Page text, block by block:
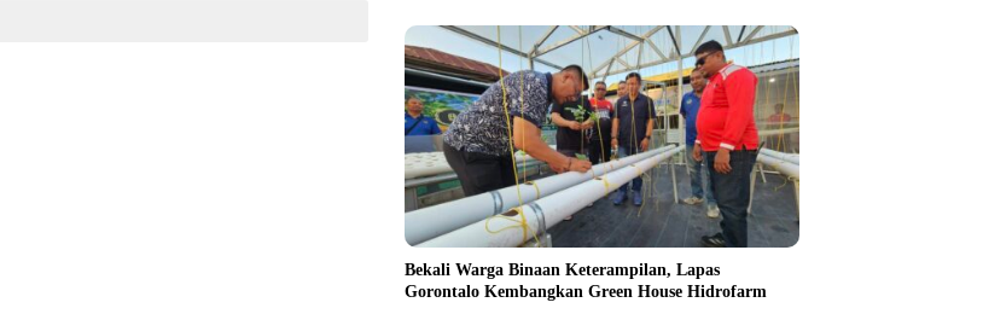
Bekali Warga Binaan Keterampilan, Lapas
Gorontalo Kembangkan Green House Hidrofarm